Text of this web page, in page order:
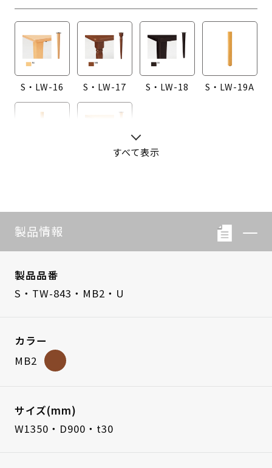
S・LW-16 S・LW-17 S・LW-18 S・LW-19A
すべて表示
製品情報
製品品番
S・TW-843・MB2・U
カラー
MB2
サイズ(mm)
W1350・D900・t30